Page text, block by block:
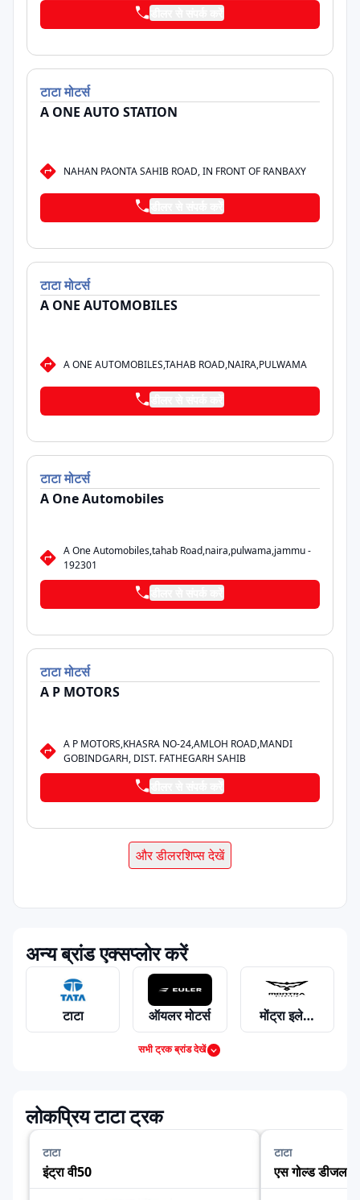
टाटामोटर्स
A ONE AUTO STATION
NAHAN PAONTA SAHIB ROAD, IN FRONT OF RANBAXY
टाटामोटर्स
A ONE AUTOMOBILES
A ONE AUTOMOBILES,TAHAB ROAD,NAIRA,PULWAMA
टाटामोटर्स
A One Automobiles
A One Automobiles,tahab Road,naira,pulwama,jammu -
192301
टाटामोटर्स
A P MOTORS
A P MOTORS,KHASRA NO-24,AMLOH ROAD,MANDI
GOBINDGARH, DIST. FATHEGARH SAHIB
और डीलरशिप्स देखें
अन्य ब्रांड एक्सप्लोर करें
टाटा ऑयलर मोटर्स मोंट्रा इलेक्ट्रिक
स्वराज माजदा फोर्स
सभी ट्रक ब्रांड देखें
लोकप्रिय टाटा ट्रक
टाटा
इंट्रा वी50
टाटा
एस गोल्ड डीजल